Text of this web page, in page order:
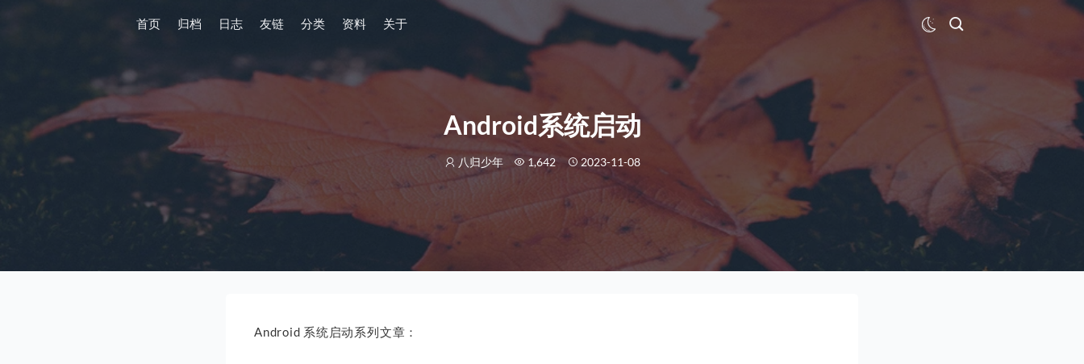
首页 归档 日志 友链 分类 资料 关于
Android系统启动
八归少年 1,642 2023-11-08
Android 系统启动系列文章：